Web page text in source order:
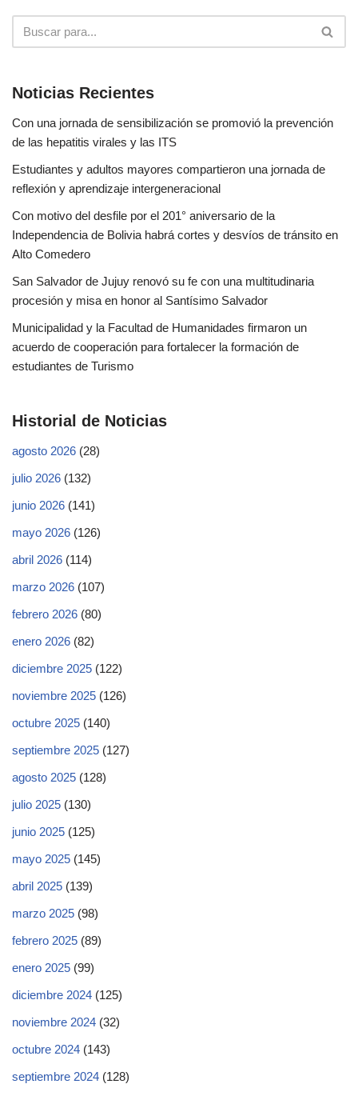
Noticias Recientes
Con una jornada de sensibilización se promovió la prevención
de las hepatitis virales y las ITS
Estudiantes y adultos mayores compartieron una jornada de
reflexión y aprendizaje intergeneracional
Con motivo del desfile por el 201° aniversario de la
Independencia de Bolivia habrá cortes y desvíos de tránsito en
Alto Comedero
San Salvador de Jujuy renovó su fe con una multitudinaria
procesión y misa en honor al Santísimo Salvador
Municipalidad y la Facultad de Humanidades firmaron un
acuerdo de cooperación para fortalecer la formación de
estudiantes de Turismo
Historial de Noticias
agosto 2026 (28)
julio 2026 (132)
junio 2026 (141)
mayo 2026 (126)
abril 2026 (114)
marzo 2026 (107)
febrero 2026 (80)
enero 2026 (82)
diciembre 2025 (122)
noviembre 2025 (126)
octubre 2025 (140)
septiembre 2025 (127)
agosto 2025 (128)
julio 2025 (130)
junio 2025 (125)
mayo 2025 (145)
abril 2025 (139)
marzo 2025 (98)
febrero 2025 (89)
enero 2025 (99)
diciembre 2024 (125)
noviembre 2024 (32)
octubre 2024 (143)
septiembre 2024 (128)